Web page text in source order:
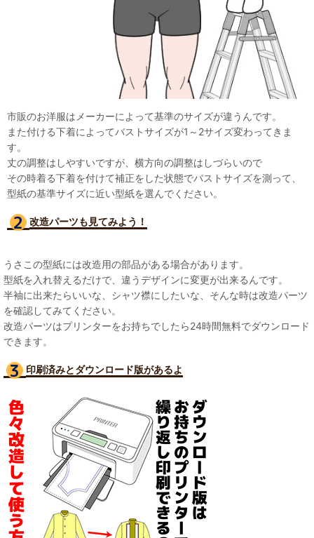
市販のお洋服はメーカーによって基準のサイズが違うんです。
また付ける下着によってバストサイズが1～2サイズ変わってきま
す。
丈の調整はしやすいですが、横方向の調整はしづらいので
その時着る下着を付けて補正をした状態でバストサイズを測って、
型紙の基準サイズに近い型紙を選んでください。
改造パーツも見てみよう！
うさこの型紙には改造用の部品がある場合があります。
型紙を入れ替えるだけで、違うデザインに変更が出来るんです。
半袖に出来たらいいな、シャツ襟にしたいな、そんな時は改造パーツ
を確認してみてください。
改造パーツはプリンターをお持ちでしたら24時間無料でダウンロード
できます。
印刷済みとダウンロード版があるよ